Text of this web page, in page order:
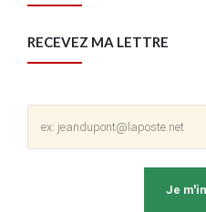
RECEVEZ MA LETTRE